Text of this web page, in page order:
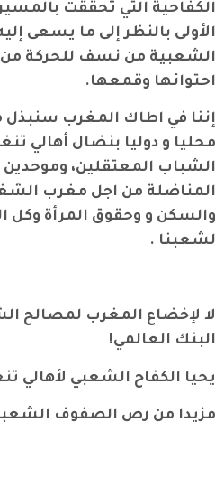
الكفاحية التي تحققت
الأولى بالنظر إلى ما يسعى
الشعبية من نسف للحركة من
احتوائها وقمعها.
إننا في اطاك المغرب سنبذل
محليا و دوليا بنضال أهالي
الشباب المعتقلين،
المناضلة من اجل مغرب
والسكن و وحقوق المرأة وكل
لشعبنا .
لا لإخضاع المغرب لمصالح
البنك العالمي!
يحيا الكفاح الشعبي لأهالي
مزيدا من رص الصفوف